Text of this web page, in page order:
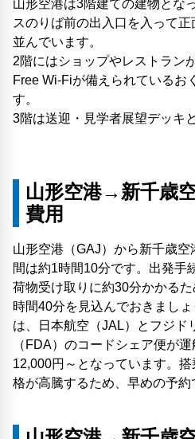
山形空港は3階建ての建物とな
スのりば前の出入口を入って
並んでいます。
2階にはショップやレストラン
Free Wi-Fiが備えられているお
す。
3階は送迎・見学者展望デッキ
山形空港→新千歳
費用
山形空港（GAJ）から新千歳
間は約1時間10分です。出発手
荷物受け取りに約30分かかる
時間40分を見込んでおきまし
は、日本航空（JAL）とフジド
（FDA）のコードシェア便が
12,000円～となっています。
格が高騰するため、早めの予約